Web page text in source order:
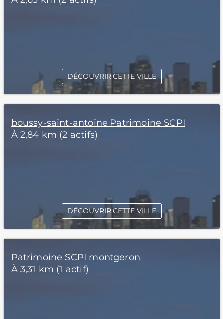
DÉCOUVRIR CETTE VILLE
boussy-saint-antoine Patrimoine SCPI
À 2,84 km (2 actifs)
DÉCOUVRIR CETTE VILLE
Patrimoine SCPI montgeron
À 3,31 km (1 actif)